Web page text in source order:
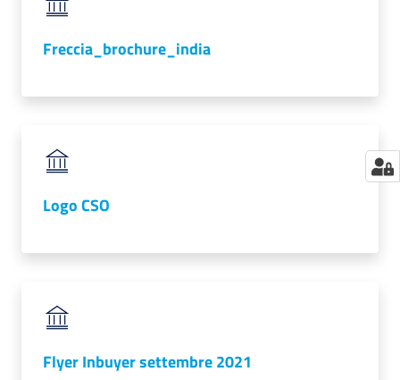
Freccia_brochure_india
Logo CSO
Flyer Inbuyer settembre 2021